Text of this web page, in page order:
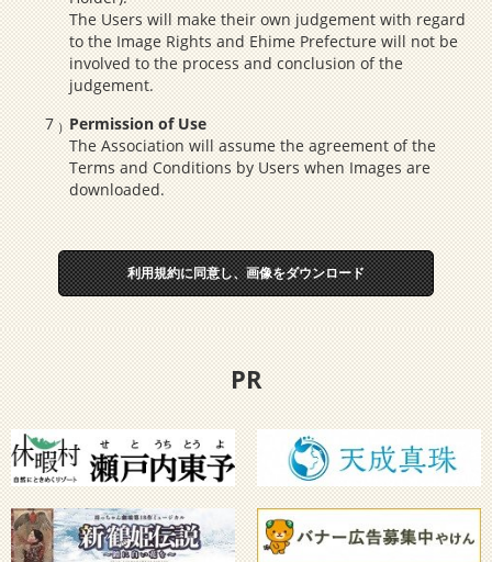
The Users will make their own judgement with regard
to the Image Rights and Ehime Prefecture will not be
involved to the process and conclusion of the
judgement.
Permission of Use
The Association will assume the agreement of the
Terms and Conditions by Users when Images are
downloaded.
利用規約に同意し、画像をダウンロード
PR